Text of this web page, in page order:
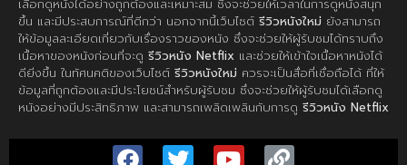
เลือกดูหนังได้อย่างถูกต้องและเหมาะสม ซึ่งจะช่วยให้เวลาในการดูหนังสนุก
ขึ้น และมีประสบการณ์ที่ดีกว่า นอกจากนี้เว็บไซต์ รีวิวหนังใหม่ ยังสามารถ
ให้ข้อมูลละเอียดเกี่ยวกับเรื่องราวของหนัง ซึ่งจะช่วยให้ผู้รับชมได้ทราบถึง
เนื้อหาของหนังก่อนที่จะดู รีวิวหนัง Netflix และช่วยให้เข้าใจเนื้อหาหนังได้
ดียิ่งขึ้น ในทัศนคติของเว็บไซต์ รีวิวหนังใหม่ ควรจะเป็นสื่อที่เชื่อถือได้ ที่ให้
ข้อมูลที่ถูกต้องและมีประโยชน์สำหรับผู้รับชม ซึ่งจะช่วยให้ผู้รับชมได้เลือกดู
หนังอย่างมีประสิทธิภาพ และสามารถเพลิดเพลินกับการดู รีวิวหนัง Netflix